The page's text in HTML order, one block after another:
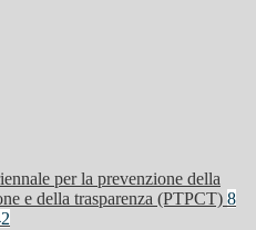
per la prevenzione della
e della trasparenza (PTPCT) 8